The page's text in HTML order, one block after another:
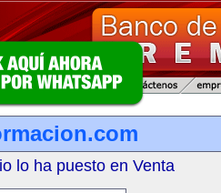
lo ha puesto en Venta